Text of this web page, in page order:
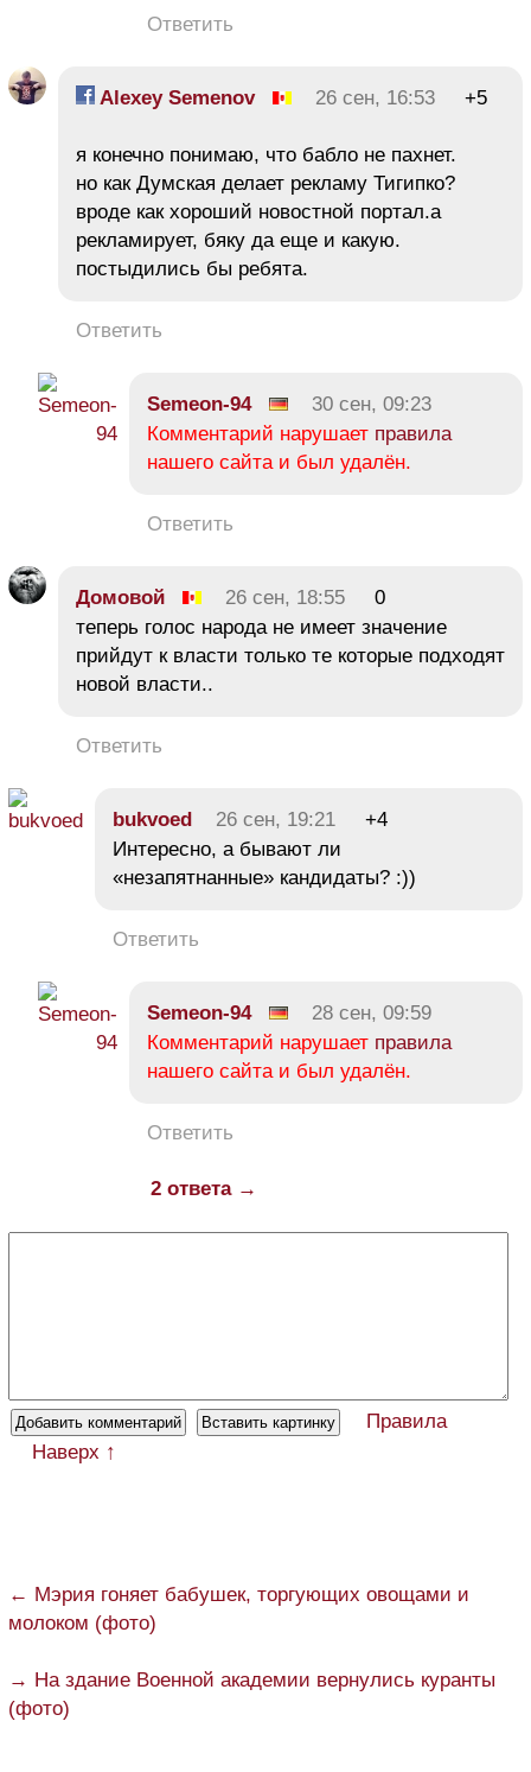
Ответить
Alexey Semenov 26 сен, 16:53 +5
я конечно понимаю, что бабло не пахнет.
но как Думская делает рекламу Тигипко?
вроде как хороший новостной портал.а
рекламирует, бяку да еще и какую.
постыдились бы ребята.
Ответить
Semeon-94
30 сен, 09:23
Комментарий нарушает правила
нашего сайта и был удалён.
Ответить
Домовой 26 сен, 18:55
0
теперь голос народа не имеет значение
прийдут к власти только те которые подходят
новой власти..
Ответить
bukvoed 26 сен, 19:21
+4
Интересно, а бывают ли
«незапятнанные» кандидаты? :))
Ответить
Semeon-94
28 сен, 09:59
Комментарий нарушает правила
нашего сайта и был удалён.
Ответить
2 ответа →
Правила
Наверх ↑
← Мэрия гоняет бабушек, торгующих овощами и
молоком (фото)
→ На здание Военной академии вернулись куранты
(фото)